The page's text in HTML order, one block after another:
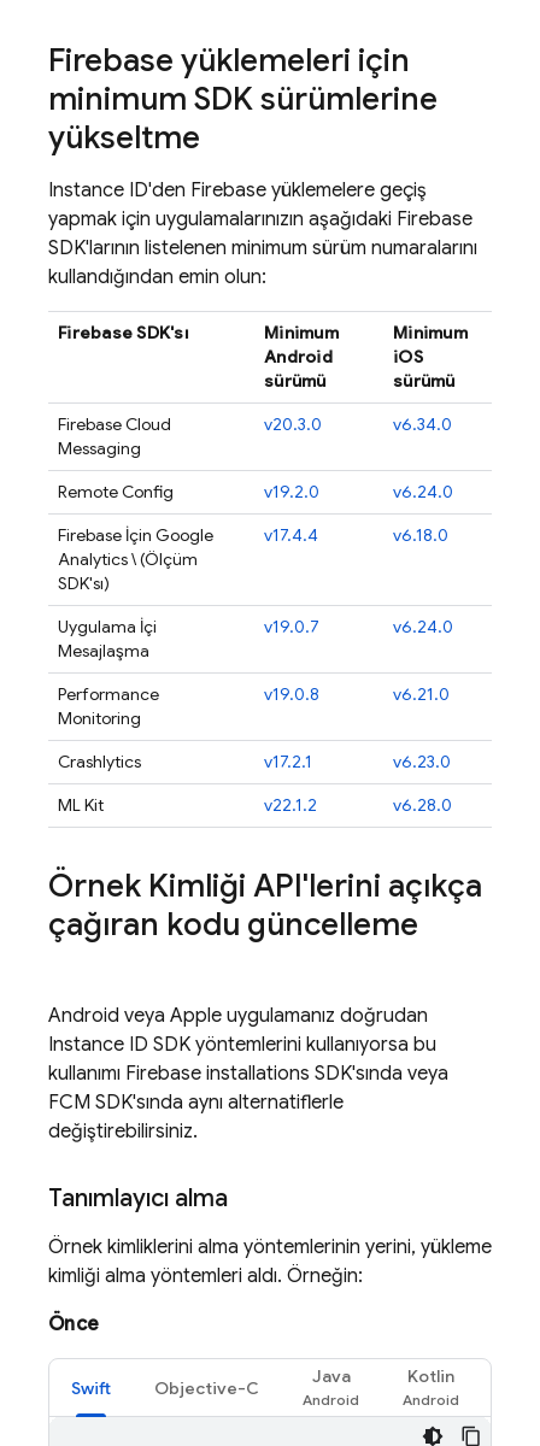
Firebase yüklemeleri için
minimum SDK sürümlerine
yükseltme
Instance ID'den Firebase yüklemelere geçiş
yapmak için uygulamalarınızın aşağıdaki Firebase
SDK'larının listelenen minimum sürüm numaralarını
kullandığından emin olun:
Firebase SDK'sı
Minimum
Android
sürümü
Minimum
iOS
sürümü
Firebase Cloud
Messaging
v20.3.0 v6.34.0
Remote Config v19.2.0
v6.24.0
Firebase İçin Google
Analytics \ (Ölçüm
SDK'sı)
v17.4.4 v6.18.0
Uygulama İçi
Mesajlaşma
v19.0.7 v6.24.0
Performance
Monitoring
v19.0.8 v6.21.0
Crashlytics v17.2.1
v6.23.0
ML Kit
v22.1.2 v6.28.0
Örnek Kimliği API'lerini açıkça
çağıran kodu güncelleme
Android veya Apple uygulamanız doğrudan
Instance ID SDK yöntemlerini kullanıyorsa bu
kullanımı Firebase installations SDK'sında veya
FCM SDK'sında aynı alternatiflerle
değiştirebilirsiniz.
Tanımlayıcı alma
Örnek kimliklerini alma yöntemlerinin yerini, yükleme
kimliği alma yöntemleri aldı. Örneğin:
Önce
Swift Objective-C
Java Kotlin